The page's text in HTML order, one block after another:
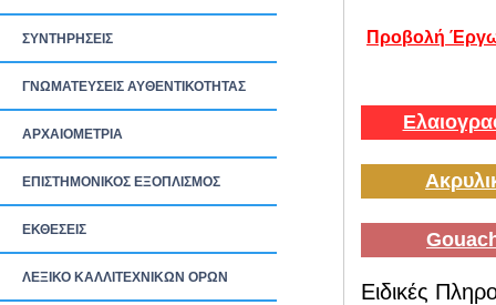
ΣΥΝΤΗΡΗΣΕΙΣ
ΓΝΩΜΑΤΕΥΣΕΙΣ ΑΥΘΕΝΤΙΚΟΤΗΤΑΣ
ΑΡΧΑΙΟΜΕΤΡΙΑ
ΕΠΙΣΤΗΜΟΝΙΚΟΣ ΕΞΟΠΛΙΣΜΟΣ
ΕΚΘΕΣΕΙΣ
ΛΕΞΙΚΟ ΚΑΛΛΙΤΕΧΝΙΚΩΝ ΟΡΩΝ
Προβολή
Ειδικές